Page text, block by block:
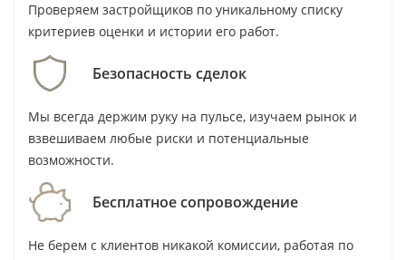
завершённой инфраструктурой вокруг. При
сопоставить график платежей с личным
может потребовать дисконта, если в продаже
одновременно окажется много похожих лотов.
рынка, не гарантия.
Сопоставлять Jubail Island стоит не с квартирами в
Проверяем застройщиков по уникальному списку
критериев оценки и истории его работ.
Безопасность сделок
Мы всегда держим руку на пульсе, изучаем рынок и
взвешиваем любые риски и потенциальные
возможности.
Бесплатное сопровождение
Не берем с клиентов никакой комиссии, работая по